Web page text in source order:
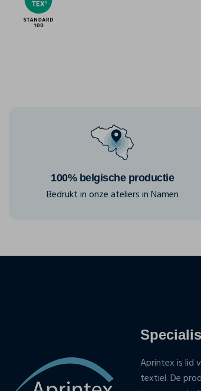
100% belgische productie
Bedrukt in onze ateliers in Namen
Aprintex is lid
textiel. De